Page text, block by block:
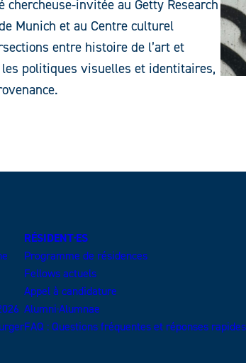
invitée au Getty Research
Munich et au Centre culturel
entre histoire de l’art et
politiques visuelles et identitaires,
RÉSIDENT·ES
Programme de résidences
Fellows actuels
Appel à candidature
Alumni·Alumnae
FAQ : Questions fréquentes et réponses rapides